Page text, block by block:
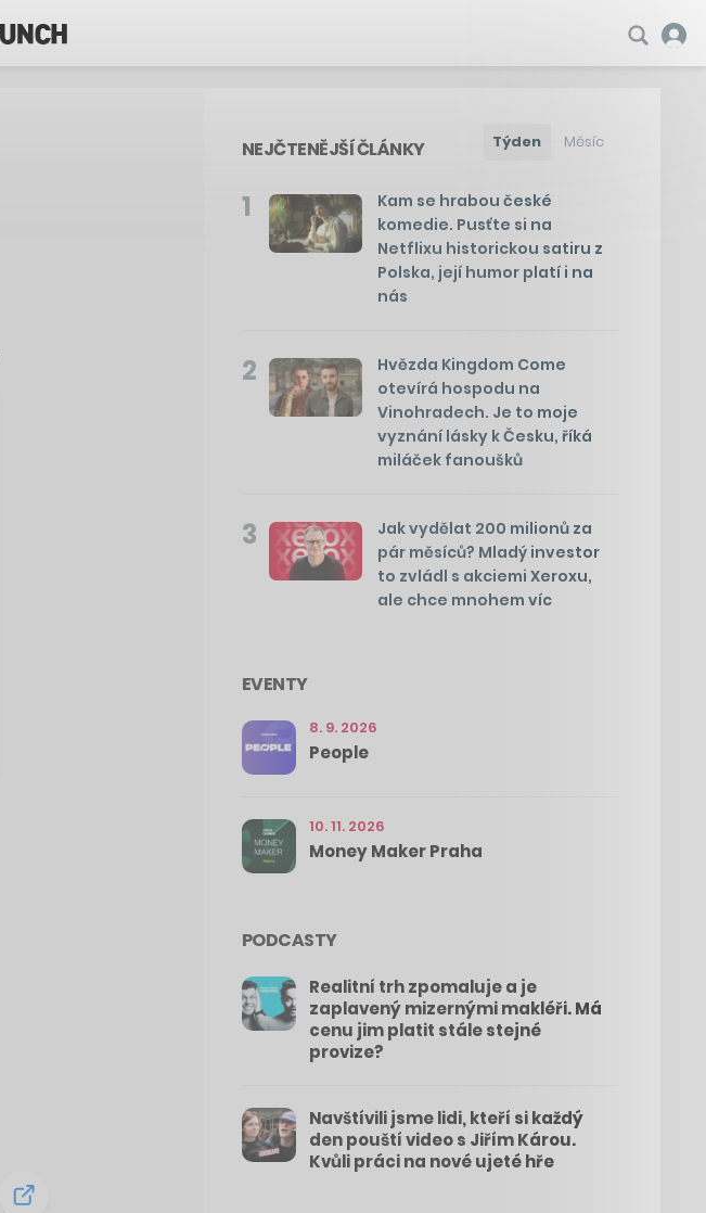
NEJČTENĚJŠÍ ČLÁNKY Týden Měsíc
1
Kam se hrabou české
komedie. Pusťte si na
Netflixu historickou satiru z
Polska, její humor platí i na
nás
2
Hvězda Kingdom Come
otevírá hospodu na
Vinohradech. Je to moje
vyznání lásky k Česku, říká
miláček fanoušků
3
Jak vydělat 200 milionů za
pár měsíců? Mladý investor
to zvládl s akciemi Xeroxu,
ale chce mnohem víc
EVENTY
8. 9. 2026
People
10. 11. 2026
Money Maker Praha
PODCASTY
Realitní trh zpomaluje a je
zaplavený mizernými makléři. Má
cenu jim platit stále stejné
provize?
Navštívili jsme lidi, kteří si každý
den pouští video s Jiřím Károu.
Kvůli práci na nové ujeté hře